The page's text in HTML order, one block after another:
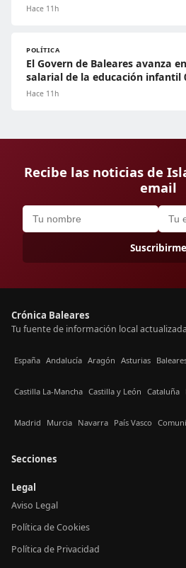
Hace 11h
POLÍTICA
El Govern de Baleares avanza
salarial de la educación infantil
Hace 11h
Recibe las noticias de
email
Suscribirme
Crónica Baleares
Tu fuente de información local
España Andalucía Aragón Asturias
Castilla La-Mancha Castilla y León Cataluña
Madrid Murcia Navarra País Vasco
Secciones
Legal
Aviso Legal
Política de Cookies
Política de Privacidad